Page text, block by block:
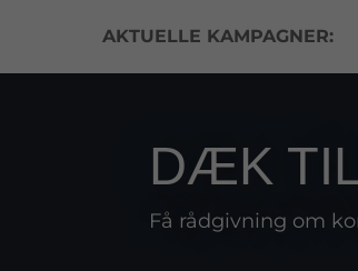
AKTUELLE KAMPAGNER:
DÆK
Få rådgivning om